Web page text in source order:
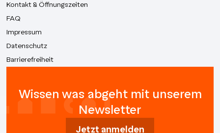
Kontakt & Öffnungszeiten
FAQ
Impressum
Datenschutz
Barrierefreiheit
Wissen was abgeht mit unserem
Newsletter
Jetzt anmelden